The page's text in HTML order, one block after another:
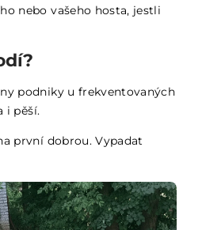
nebo vašeho hosta, jestli
podniky u frekventovaných
i pěší.
první dobrou. Vypadat